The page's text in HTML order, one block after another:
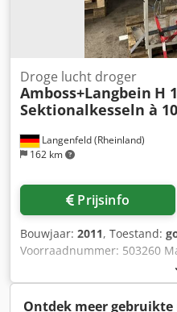
Langenfeld (Rheinland)
162 km
Droge lucht droger
Amboss+Langbein H
Sektionalkesseln à
Prijsinfo
Bouwjaar: 2011, Toestand:
Voorraadnummer: 503260
Drooglucht droger
Sectiedroger H150
8 sectievaten van elk 100 l
Ontdek meer gebruikte